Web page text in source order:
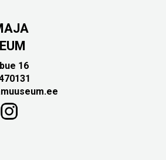
16